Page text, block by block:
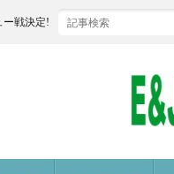
決定‼